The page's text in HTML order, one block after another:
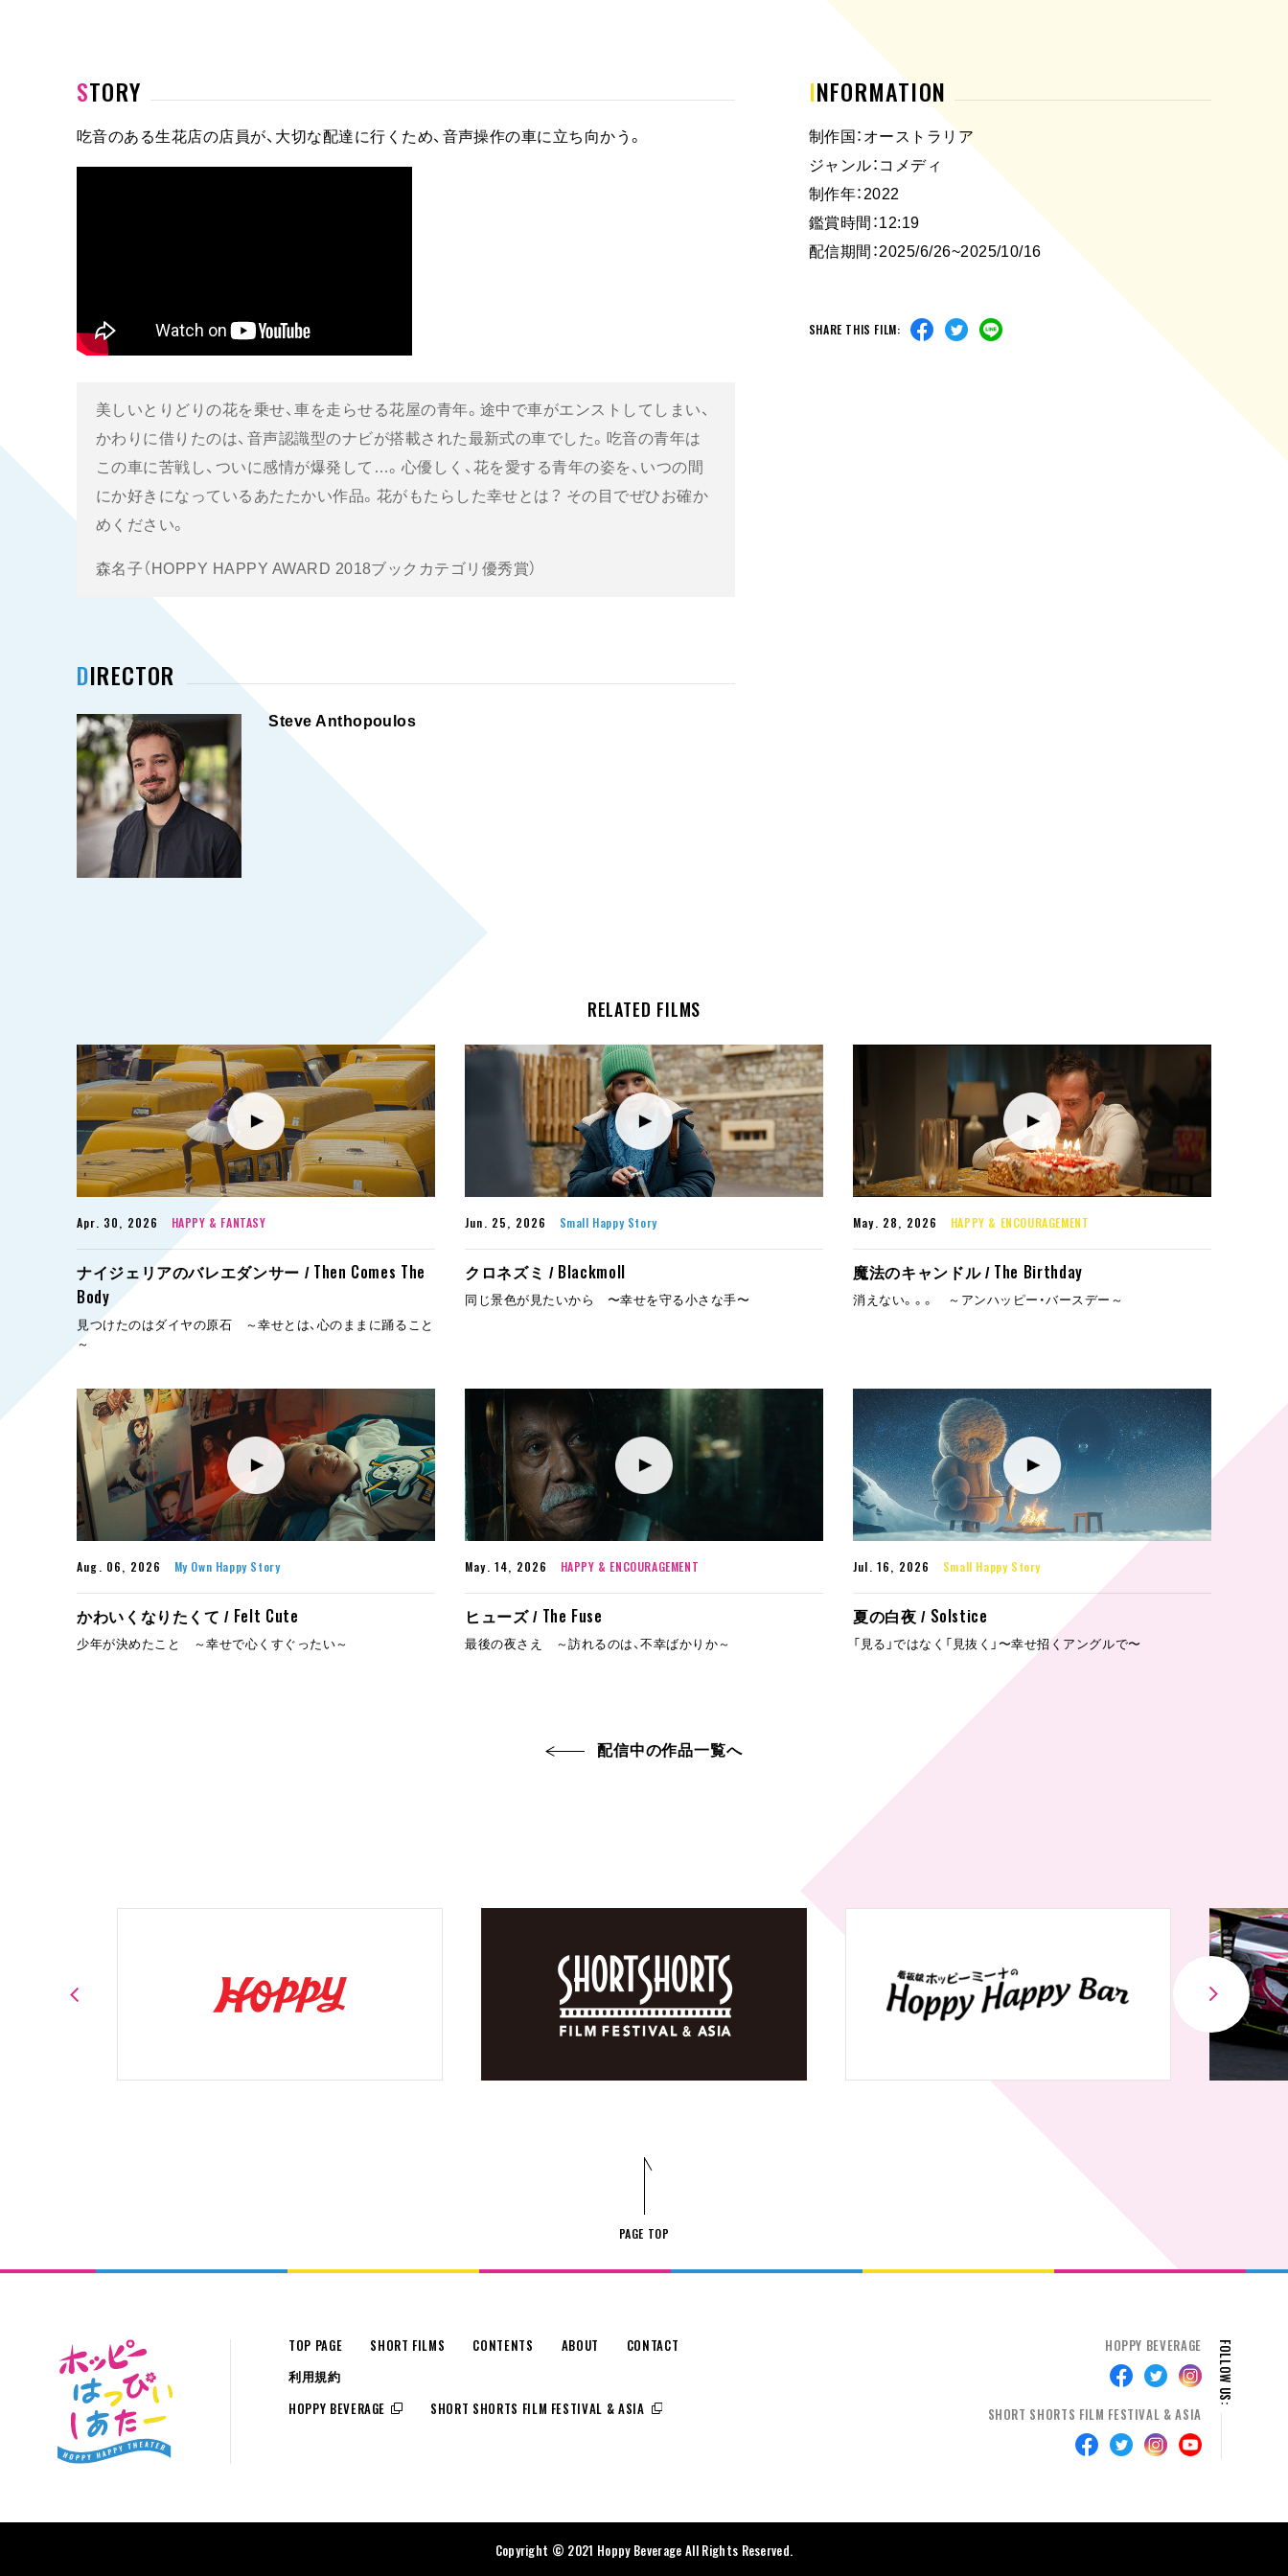
STORY
吃音のある生花店の店員が、大切な配達に行くため、音声操作の車に立ち向かう。
美しいとりどりの花を乗せ、車を走らせる花屋の青年。途中で車がエンストしてしまい、
かわりに借りたのは、音声認識型のナビが搭載された最新式の車でした。吃音の青年は
この車に苦戦し、ついに感情が爆発して…。心優しく、花を愛する青年の姿を、いつの間
にか好きになっているあたたかい作品。花がもたらした幸せとは？ その目でぜひお確か
めください。
森名子（HOPPY HAPPY AWARD 2018ブックカテゴリ優秀賞）
DIRECTOR
Steve Anthopoulos
INFORMATION
制作国：オーストラリア
ジャンル：コメディ
制作年：2022
鑑賞時間：12:19
配信期間：2025/6/26~2025/10/16
SHARE THIS FILM:
RELATED FILMS
Apr. 30, 2026 HAPPY & FANTASY
ナイジェリアのバレエダンサー / Then Comes The
Body
見つけたのはダイヤの原石 ～幸せとは、心のままに踊ること
～
Jun. 25, 2026 Small Happy Story
クロネズミ / Blackmoll
同じ景色が見たいから 〜幸せを守る小さな手〜
May. 28, 2026 HAPPY & ENCOURAGEMENT
魔法のキャンドル / The Birthday
消えない。。。 ～アンハッピー・バースデー～
Aug. 06, 2026 My Own Happy Story
かわいくなりたくて / Felt Cute
少年が決めたこと ～幸せで心くすぐったい～
May. 14, 2026 HAPPY & ENCOURAGEMENT
ヒューズ / The Fuse
最後の夜さえ ～訪れるのは、不幸ばかりか～
Jul. 16, 2026 Small Happy Story
夏の白夜 / Solstice
「見る」ではなく「見抜く」〜幸せ招くアングルで〜
配信中の作品一覧へ
PAGE TOP
TOP PAGE SHORT FILMS CONTENTS ABOUT CONTACT
利用規約
HOPPY BEVERAGE SHORT SHORTS FILM FESTIVAL & ASIA
FOLLOW US:
HOPPY BEVERAGE
SHORT SHORTS FILM FESTIVAL & ASIA
Copyright © 2021 Hoppy Beverage All Rights Reserved.